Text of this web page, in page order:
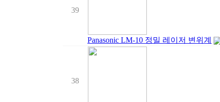
39
Panasonic LM-10 정밀 레이저 변위계
38